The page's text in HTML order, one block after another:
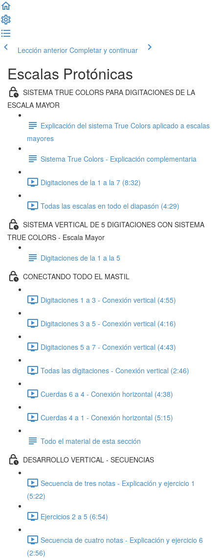
Lección anterior Completar y continuar
Escalas Protónicas
SISTEMA TRUE COLORS PARA DIGITACIONES DE LA
ESCALA MAYOR
Explicación del sistema True Colors aplicado a escalas
mayores
Sistema True Colors - Explicación complementaria
Digitaciones de la 1 a la 7 (8:32)
Todas las escalas en todo el diapasón (4:29)
SISTEMA VERTICAL DE 5 DIGITACIONES CON SISTEMA
TRUE COLORS - Escala Mayor
Digitaciones de la 1 a la 5
CONECTANDO TODO EL MASTIL
Digitaciones 1 a 3 - Conexión vertical (4:55)
Digitaciones 3 a 5 - Conexión vertical (4:16)
Digitaciones 5 a 7 - Conexión vertical (4:43)
Todas las digitaciones - Conexión vertical (2:46)
Cuerdas 6 a 4 - Conexión horizontal (4:38)
Cuerdas 4 a 1 - Conexión horizontal (5:15)
Todo el material de esta sección
DESARROLLO VERTICAL - SECUENCIAS
Secuencia de tres notas - Explicación y ejercicio 1
(5:22)
Ejercicios 2 a 5 (6:54)
Secuencia de cuatro notas - Explicación y ejercicio 6
(2:56)